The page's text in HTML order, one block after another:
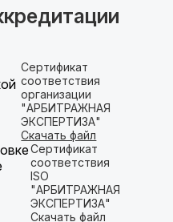
Сертификат
соответствия
организации
"АРБИТРАЖНАЯ
ЭКСПЕРТИЗА"
Скачать файл
Сертификат
соответствия
ISO
"АРБИТРАЖНАЯ
ЭКСПЕРТИЗА"
Скачать файл